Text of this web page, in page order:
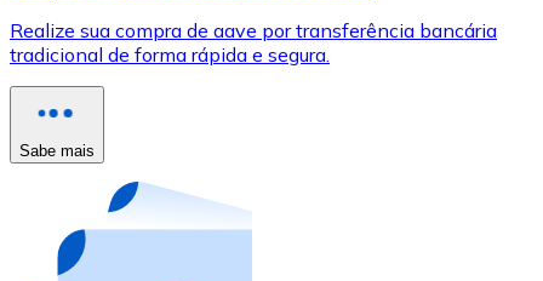
Use cartões Visa e Mastercard para comprar
Comprar com cartão
Compre cartões-presente das suas marcas favoritas
Ir para a loja de cartões-presente
Realize sua compra de aave por transferência bancária
tradicional de forma rápida e segura.
Sabe mais